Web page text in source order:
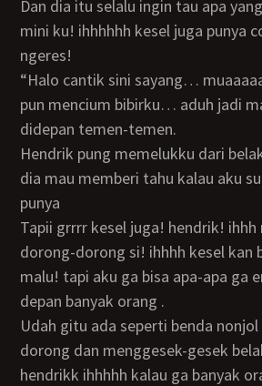
dan dia itu selalu ingin tau apa yang ada di balik rok
mini ku! ihhhhhh kesel juga punya
ngeres!
“halo cantik sini sayang… muaaaaaah” dan hendrik
pun mencium bibirku… aduh jadi
didepan temen-temen.
hendrik pung memelukku dari belakang sepertinya
dia mau memberi tahu kalau aku
punya
tapii grrrr kesel juga! hendrik! ihhh masa pantatku di
dorong-dorong si! ihhhh kesel kan
malu! tapi aku ga bisa apa-apa ga
depan banyak orang .
udah gitu ada seperti benda nonjol yang mendorong-
dorong dan menggesek-gesek
hendrikk ihhhhh kalau ga banyak